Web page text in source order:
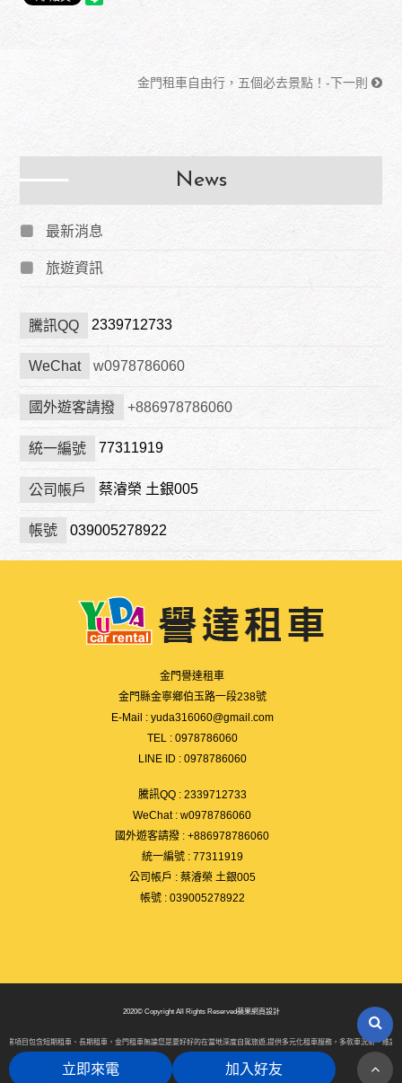
金門租車自由行，五個必去景點！-下一則
News
最新消息
旅遊資訊
騰訊QQ 2339712733
WeChat w0978786060
國外遊客請撥 +886978786060
統一編號 77311919
公司帳戶 蔡濬榮 土銀005
帳號 039005278922
金門譽達租車
金門縣金寧鄉伯玉路一段238號
E-Mail : yuda316060@gmail.com
TEL : 0978786060
LINE ID : 0978786060
騰訊QQ : 2339712733
WeChat : w0978786060
國外遊客請撥 : +886978786060
統一編號 : 77311919
公司帳戶 : 蔡濬榮 土銀005
帳號 : 039005278922
2020© Copyright All Rights Reserved蘋果網頁設計
含短期租車、長期租車，金門租車無論您是要好好的在當地深度自駕旅遊,提供多元化租車服務，多款車況新、維護良好
立即來電 加入好友